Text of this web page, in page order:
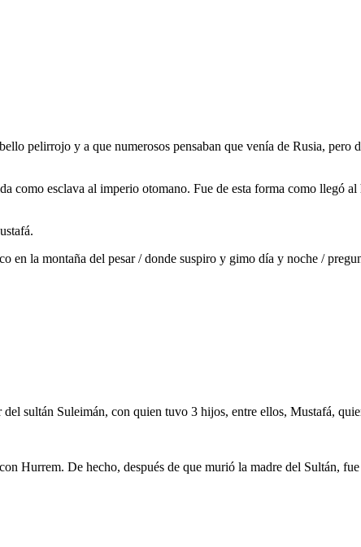
pelirrojo y a que numerosos pensaban que venía de Rusia, pero
como esclava al imperio otomano. Fue de esta forma como llegó
la montaña del pesar / donde suspiro y gimo día y noche /
sultán Suleimán, con quien tuvo 3 hijos, entre ellos, Mustafá,
Hurrem. De hecho, después de que murió la madre del Sultán,